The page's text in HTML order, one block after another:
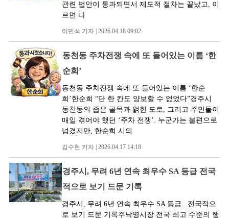
관련 법안이 통과되면서 제도적 절차는 끝났고, 이
르면 다
이민석 기자 | 2026.04.18 09:02
동천동 주차전쟁 속에 또 들어있는 이름 ‘한
순희’
동천동 주차전쟁 속에 또 들어있는 이름 ‘한순
희’한순희 “단 한 칸도 양보할 수 없었다”경주시
동천동의 좁은 골목과 얽힌 도로, 그리고 주민들이
매일 겪어야 했던 ‘주차 전쟁’. 누군가는 불편으로
넘겼지만, 한순희 시의
김수현 기자 | 2026.04.17 14:18
경주시, 무려 6년 연속 최우수 SA 등급 전국
적으로 보기 드문 기록
경주시, 무려 6년 연속 최우수 SA 등급...전국적으
로 보기 드문 기록주낙영시장 전국 최고 수준의 행